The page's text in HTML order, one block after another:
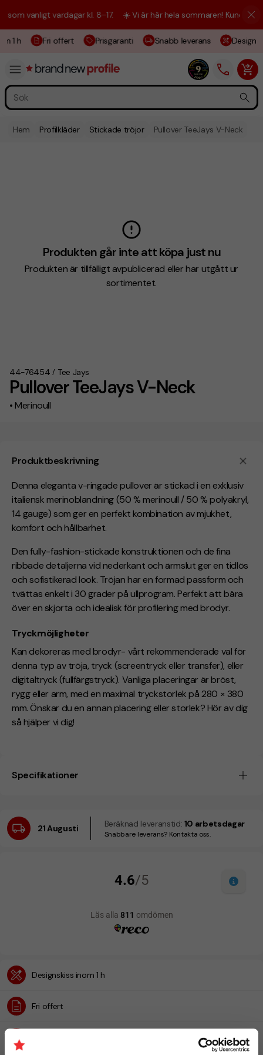
vanligt vardagar kl. 8–17. ☀️ Vi är här hela sommaren!
1 h Fri offert Prisgaranti Snabb leverans
Hem Profilkläder Stickade tröjor Pullover TeeJays V-Neck
Pullover TeeJays V-Neck
• Merinoull
44-76454 / Tee Jays
Produkten går inte att köpa just nu
Produkten är tillfälligt avpublicerad eller har utgått ur
sortimentet.
Produktbeskrivning
Denna eleganta v-ringade pullover är stickad i en exklusiv
italiensk merinoblandning (50 % merinoull / 50 % polyakryl,
14 gauge) som ger en perfekt kombination av mjukhet,
komfort och hållbarhet.
Den fully-fashion-stickade konstruktionen och de fina
ribbade detaljerna vid nederkant och ärmslut ger en tidlös
och sofistikerad look. Tröjan har en formad passform och
tvättas enkelt i 30 grader på ullprogram. Perfekt att bära
över en skjorta och idealisk för profilering med brodyr.
Tryckmöjligheter
Kan dekoreras med brodyr- vårt rekommenderade val för
denna typ av tröja, tryck (screentryck eller transfer), eller
digitaltryck (fullfärgstryck). Vanliga placeringar är bröst,
rygg eller arm, med en maximal tryckstorlek på 280 × 380
mm. Önskar du en annan placering eller storlek? Hör av dig
så hjälper vi dig!
Specifikationer
21 Augusti Beräknad leveranstid: 10 arbetsdagar
Snabbare leverans? Kontakta oss.
Designskiss inom 1 h
Fri offert